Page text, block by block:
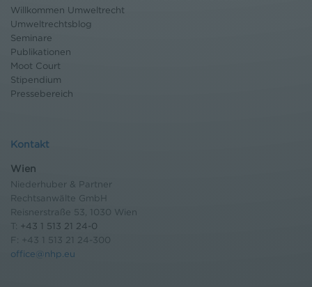
Willkommen Umweltrecht
Umweltrechtsblog
Seminare
Publikationen
Moot Court
Stipendium
Pressebereich
Kontakt
Wien
Niederhuber & Partner
Rechtsanwälte GmbH
Reisnerstraße 53, 1030 Wien
T: +43 1 513 21 24-0
F: +43 1 513 21 24-300
office@nhp.eu